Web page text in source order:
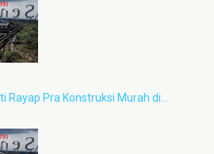
Rayap Pra Konstruksi Murah di…